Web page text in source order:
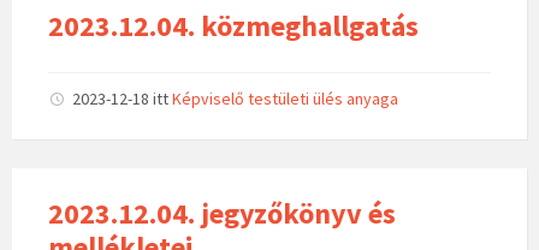
2023.12.04. közmeghallgatás
2023-12-18 ittKépviselő testületi ülés anyaga
2023.12.04. jegyzőkönyv és